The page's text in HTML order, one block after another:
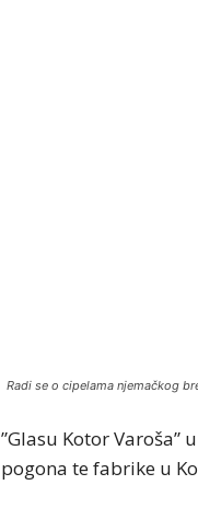
Radi se o cipelama njemačkog
”Glasu Kotor Varoša”
pogona te fabrike u